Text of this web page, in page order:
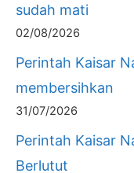
sudah mati
02/08/2026
Perintah Kaisar
membersihkan
31/07/2026
Perintah Kaisar
Berlutut